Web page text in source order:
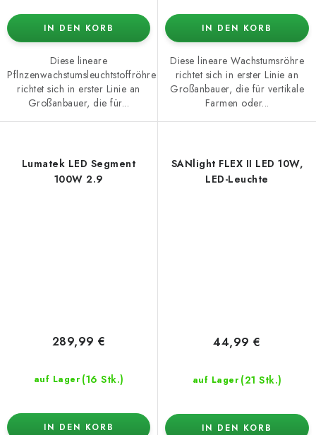
IN DEN KORB
Diese lineare
Pflnzenwachstumsleuchtstoffröhre
richtet sich in erster Linie an
Großanbauer, die für...
IN DEN KORB
Diese lineare Wachstumsröhre
richtet sich in erster Linie an
Großanbauer, die für vertikale
Farmen oder...
Lumatek LED Segment
100W 2.9
auf Lager (16 Stk.)
289,99 €
IN DEN KORB
SANlight FLEX II LED 10W,
LED-Leuchte
auf Lager (21 Stk.)
44,99 €
IN DEN KORB